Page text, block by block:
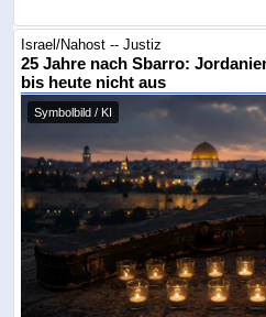
Israel/Nahost -- Justiz
25 Jahre nach Sbarro:
bis heute nicht aus
Symbolbild / KI